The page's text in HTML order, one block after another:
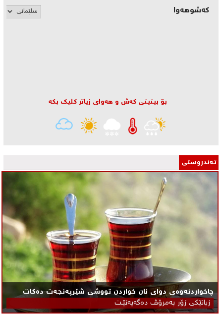
کەشوهەوا
بۆ بینینی كه‌ش و هه‌وای زیاتر كلیك بكه‌
تـه‌ندروستی
چاخواردنەوەی دوای نان خواردن تووشی شێرپه‌نجه‌ت ده‌كات
زیانێكی زۆر به‌مرۆڤ ده‌گه‌یه‌نێـت